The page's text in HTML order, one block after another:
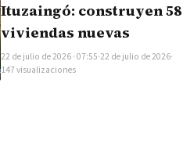
Ituzaingó: construyen 58
viviendas nuevas
22 de julio de 2026 · 07:55·22 de julio de 2026·
147 visualizaciones